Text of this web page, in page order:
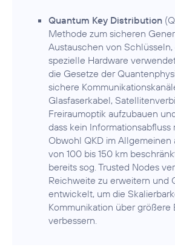
Quantum Key Distribution
Methode zum sicheren
Austauschen von
spezielle Hardware
die Gesetze der
sichere
Glasfaserkabel,
Freiraumoptik aufzubauen
dass kein Informationsabfluss
Obwohl QKD im
von 100 bis 150 km
bereits sog. Trusted Nodes
Reichweite zu erweitern und
entwickelt, um die
Kommunikation über größere
verbessern.